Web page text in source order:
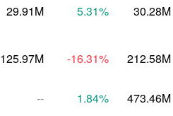
29.91M 5.31% 30.28M
125.97M -16.31% 212.58M
-- 1.84% 473.46M